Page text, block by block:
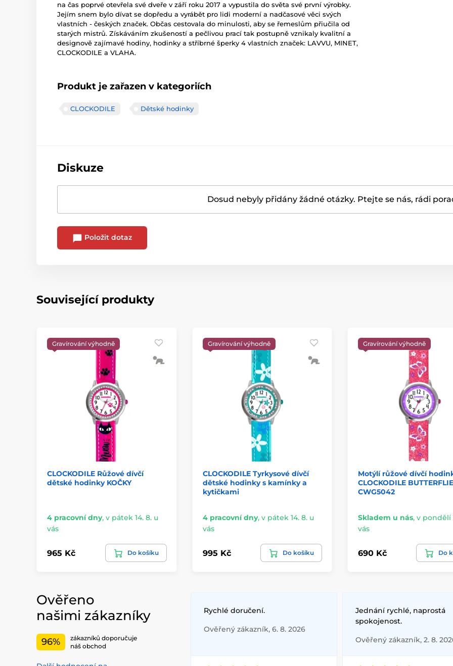
na čas poprvé otevřela své dveře v září roku 2017 a vypustila do světa své první výrobky.
Jejím snem bylo dívat se dopředu a vyrábět pro lidi moderní a nadčasové věci svých
vlastních - českých značek. Občas cestovala do minulosti, aby se řemeslům přiučila od
starých mistrů. Získáváním zkušeností a pečlivou prací tak postupně vznikaly kvalitní a
designově zajímavé hodiny, hodinky a stříbrné šperky 4 vlastních značek: LAVVU, MINET,
CLOCKODILE a VLAHA.
Produkt je zařazen v kategoriích
CLOCKODILE Dětské hodinky
Diskuze
Dosud nebyly přidány žádné otázky. Ptejte se nás, rádi
Položit dotaz
Související produkty
Gravírování výhodně
CLOCKODILE Růžové dívčí
dětské hodinky KOČKY
4 pracovní dny, v pátek 14. 8. u
vás
965 Kč Do košíku
Gravírování výhodně
CLOCKODILE Tyrkysové dívčí
dětské hodinky s kamínky a
kytičkami
4 pracovní dny, v pátek 14. 8. u
vás
995 Kč Do košíku
Gravírování výhodně
Motýlí růžové dívčí
CLOCKODILE
CWG5042
Skladem u nás, v pondělí
vás
690 Kč Do
Ověřeno
našimi zákazníky
96%
zákazníků doporučuje
náš obchod
Rychlé doručení.
Ověřený zákazník, 6. 8. 2026
Jednání rychlé, naprostá
spokojenost.
Ověřený zákazník, 2. 8.